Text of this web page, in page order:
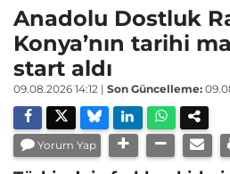
Anadolu Dostluk
Konya’nın tarihi
start aldı
09.08.2026 14:12 | Son Güncelleme:
Yorum Yap